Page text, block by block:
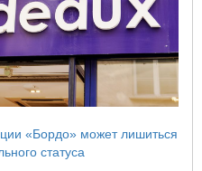
«Бордо» может лишиться
статуса